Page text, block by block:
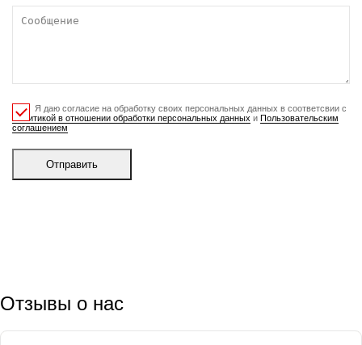
Я даю согласие на обработку своих персональных данных в соответсвии с
Политикой в отношении обработки персональных данных и Пользовательским
соглашением
Отправить
Отзывы о нас